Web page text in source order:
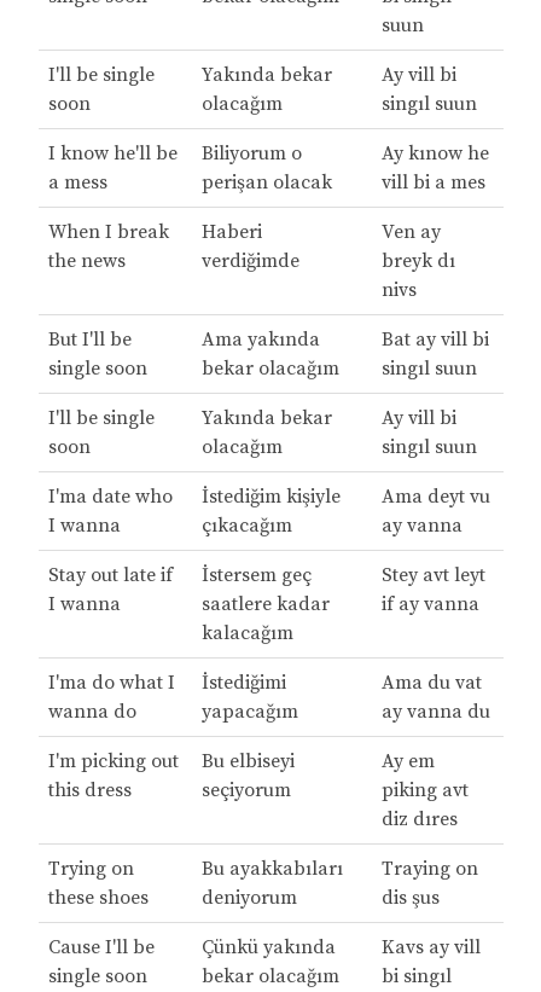
suun
I'll be single
soon
Yakında bekar
olacağım
Ay vill bi
singıl suun
I know he'll be
a mess
Biliyorum o
perişan olacak
Ay kınow he
vill bi a mes
When I break
the news
Haberi
verdiğimde
Ven ay
breyk dı
nivs
But I'll be
single soon
Ama yakında
bekar olacağım
Bat ay vill bi
singıl suun
I'll be single
soon
Yakında bekar
olacağım
Ay vill bi
singıl suun
I'ma date who
I wanna
İstediğim kişiyle
çıkacağım
Ama deyt vu
ay vanna
Stay out late if
I wanna
İstersem geç
saatlere kadar
kalacağım
Stey avt leyt
if ay vanna
I'ma do what I
wanna do
İstediğimi
yapacağım
Ama du vat
ay vanna du
I'm picking out
this dress
Bu elbiseyi
seçiyorum
Ay em
piking avt
diz dıres
Trying on
these shoes
Bu ayakkabıları
deniyorum
Traying on
dis şus
Cause I'll be
single soon
Çünkü yakında
bekar olacağım
Kavs ay vill
bi singıl